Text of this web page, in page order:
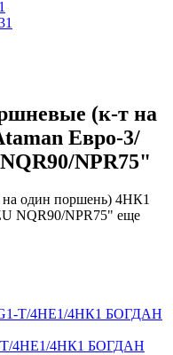
(к-т на
Евро-3/
NPR75"
один поршень) 4НК1
NQR90/NPR75" еще
T/4НЕ1/4НК1 БОГДАН